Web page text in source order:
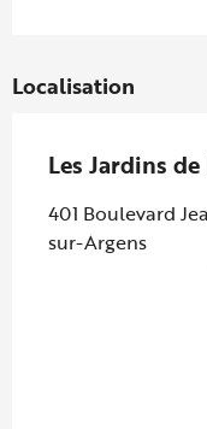
Localisation
Les Jardins
401 Boulevard
sur-Argens